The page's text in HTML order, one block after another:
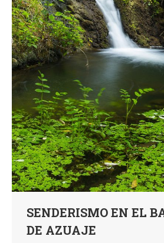
SENDERISMO EN EL
DE AZUAJE